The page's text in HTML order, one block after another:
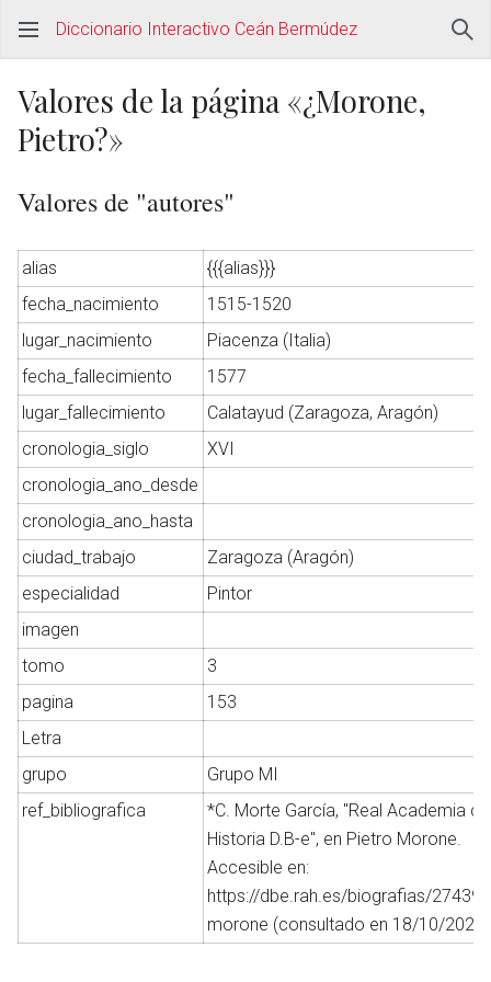
Abrir menú principal
Diccionario Interactivo Ceán Bermúdez
Valores de la página «¿Morone,
Pietro?»
Valores de "autores"
alias
{{{alias}}}
fecha_nacimiento
1515-1520
lugar_nacimiento
Piacenza (Italia)
fecha_fallecimiento
1577
lugar_fallecimiento
Calatayud (Zaragoza, Aragón)
cronologia_siglo
XVI
cronologia_ano_desde
cronologia_ano_hasta
ciudad_trabajo
Zaragoza (Aragón)
especialidad
Pintor
imagen
tomo
3
pagina
153
Letra
grupo
Grupo MI
ref_bibliografica
*C. Morte García, "Real Academia
Historia D.B-e", en Pietro Morone.
Accesible en:
https://dbe.rah.es/biografias/
morone (consultado en 18/10/2021)